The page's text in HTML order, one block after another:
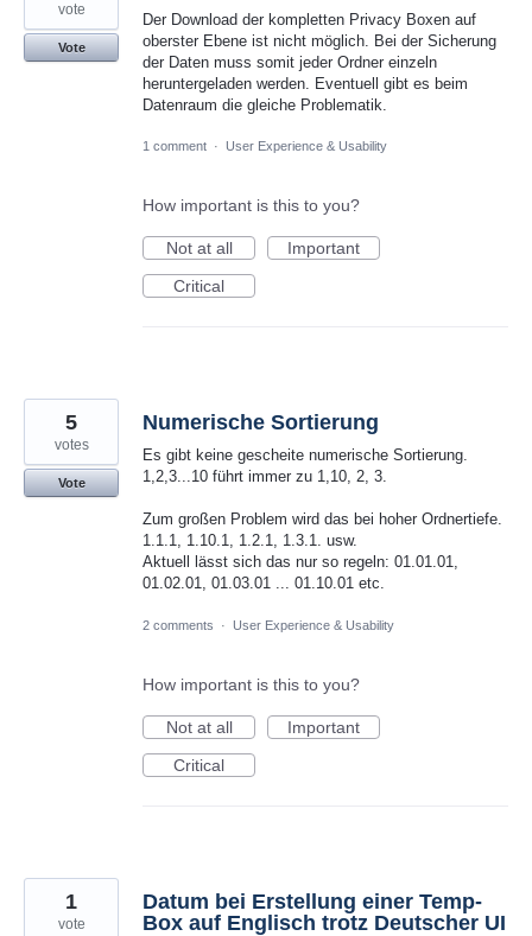
Der Download der kompletten Privacy Boxen auf
oberster Ebene ist nicht möglich. Bei der Sicherung
der Daten muss somit jeder Ordner einzeln
heruntergeladen werden. Eventuell gibt es beim
Datenraum die gleiche Problematik.
vote
Vote
1 comment · User Experience & Usability
How important is this to you?
Not at all
Important
Critical
Numerische Sortierung
Es gibt keine gescheite numerische Sortierung.
1,2,3...10 führt immer zu 1,10, 2, 3.
Zum großen Problem wird das bei hoher Ordnertiefe.
1.1.1, 1.10.1, 1.2.1, 1.3.1. usw.
Aktuell lässt sich das nur so regeln: 01.01.01,
01.02.01, 01.03.01 ... 01.10.01 etc.
5
votes
Vote
2 comments · User Experience & Usability
How important is this to you?
Not at all
Important
Critical
Datum bei Erstellung einer Temp-
Box auf Englisch trotz Deutscher UI
1
vote